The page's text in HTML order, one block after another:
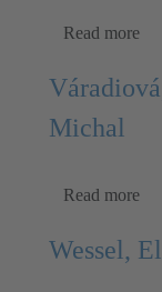
Read more
Michal
Read more
Wessel,